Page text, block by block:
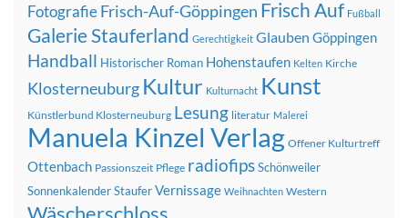
FotografieFrisch-Auf-Göppingen Frisch Auf Fußball
Galerie Stauferland Gerechtigkeit Glauben Göppingen
Handball Historischer Roman Hohenstaufen Kelten Kirche
Klosterneuburg Kultur Kulturnacht Kunst
Künstlerbund Klosterneuburg Lesung literatur Malerei
Manuela Kinzel Verlag Offener Kulturtreff
Ottenbach Passionszeit Pflege radiofipsSchönweiler
SonnenkalenderStauferVernissage Weihnachten Western